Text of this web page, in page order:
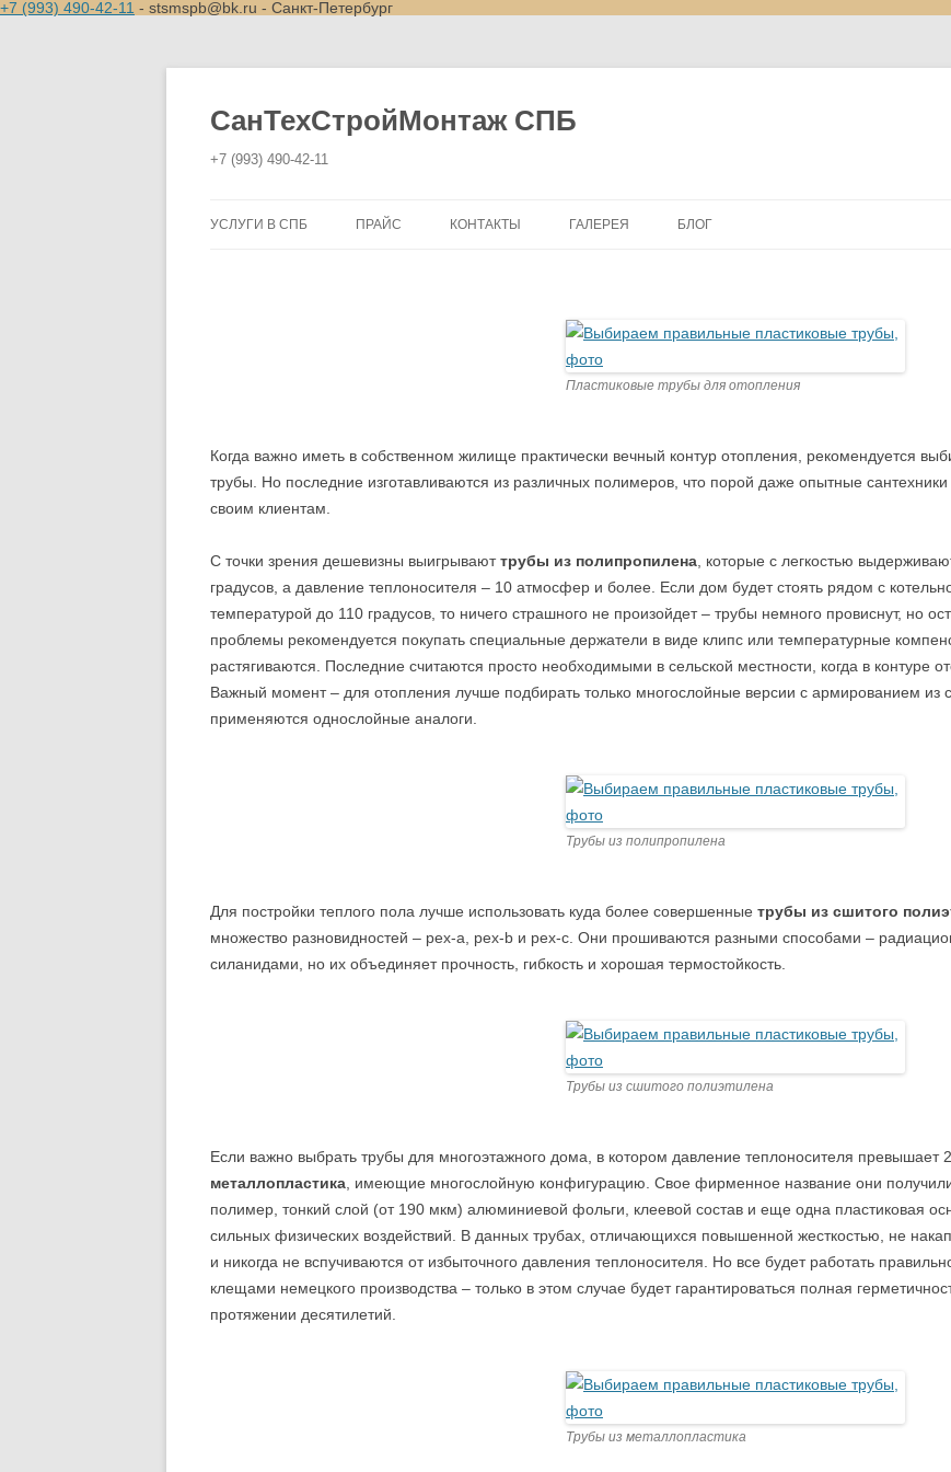
+7 (993) 490-42-11 - stsmspb@bk.ru - Санкт-Петербург
СанТехСтройМонтаж СПБ
+7 (993) 490-42-11
УСЛУГИ В СПБ
УСТАНОВКА И ЗАМЕНА
УСТАНОВКА И ЗАМЕНА ВАНН
ВНУТРИКВАРТИРНАЯ РАЗВОДКА
ТРУБ
ПРАЙС КОНТАКТЫ ГАЛЕРЕЯ БЛОГ
Пластиковые трубы для отопления
Когда важно иметь в собственном жилище практически вечный контур отопления, рекомендуется
трубы. Но последние изготавливаются из различных полимеров, что порой даже опытные
своим клиентам.
С точки зрения дешевизны выигрываюттрубы из полипропилена , которые с легкостью
градусов, а давление теплоносителя – 10 атмосфер и более. Если дом будет стоять рядом с
температурой до 110 градусов, то ничего страшного не произойдет – трубы немного провиснут, но
проблемы рекомендуется покупать специальные держатели в виде клипс или температурные
растягиваются. Последние считаются просто необходимыми в сельской местности, когда в контуре
Важный момент – для отопления лучше подбирать только многослойные версии с армированием из
применяются однослойные аналоги.
Трубы из полипропилена
Для постройки теплого пола лучше использовать куда более совершенные трубы из сшитого
множество разновидностей – pex-а, pex-b и pex-с. Они прошиваются разными способами –
силанидами, но их объединяет прочность, гибкость и хорошая термостойкость.
Трубы из сшитого полиэтилена
Если важно выбрать трубы для многоэтажного дома, в котором давление теплоносителя
металлопластика , имеющие многослойную конфигурацию. Свое фирменное название они
полимер, тонкий слой (от 190 мкм) алюминиевой фольги, клеевой состав и еще одна пластиковая
сильных физических воздействий. В данных трубах, отличающихся повышенной жесткостью, не
и никогда не вспучиваются от избыточного давления теплоносителя. Но все будет работать
клещами немецкого производства – только в этом случае будет гарантироваться полная
протяжении десятилетий.
Трубы из металлопластика